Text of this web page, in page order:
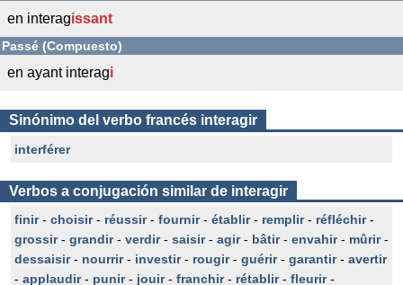
en interagissant
Passé (Compuesto)
en ayant interagi
Sinónimo del verbo francés interagir
interférer
Verbos a conjugación similar de interagir
finir- choisir- réussir- fournir- établir- remplir- réfléchir-
grossir- grandir- verdir- saisir- agir- bâtir- envahir- mûrir-
dessaisir- nourrir- investir- rougir- guérir- garantir- avertir
- applaudir- punir- jouir- franchir- rétablir- fleurir-